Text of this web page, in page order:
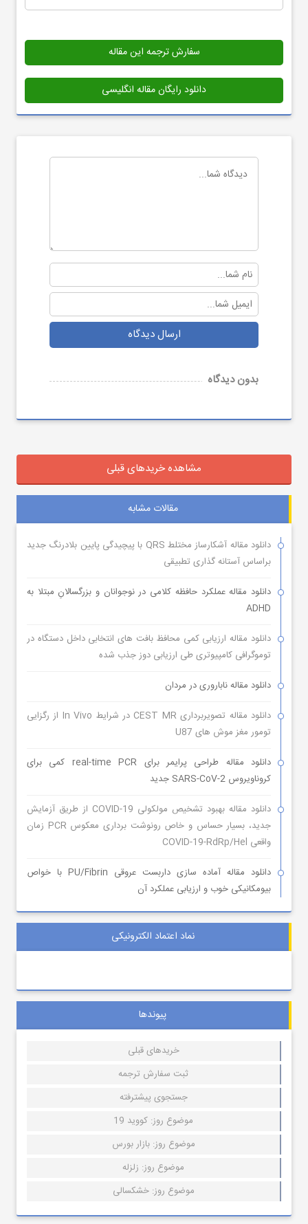
سفارش ترجمه این مقاله
دانلود رایگان مقاله انگلیسی
ارسال دیدگاه
بدون دیدگاه
مشاهده خریدهای قبلی
مقالات مشابه
دانلود مقاله آشکارساز مختلط QRS با پیچیدگی پایین بلادرنگ جدید
براساس آستانه گذاری تطبیقی
دانلود مقاله عملکرد حافظه کلامی در نوجوانان و بزرگسالانِ مبتلا به
ADHD
دانلود مقاله ارزیابی کمی محافظ بافت های انتخابی داخل دستگاه در
توموگرافی کامپیوتری طی ارزیابی دوز جذب شده
دانلود مقاله ناباروری در مردان
دانلود مقاله تصویربرداری CEST MR در شرایط In Vivo از رگزایی
تومور مغز موش های U87
دانلود مقاله طراحی پرایمر برای real-time PCR کمی برای
کروناویروس SARS-CoV-2 جدید
دانلود مقاله بهبود تشخیص مولکولی COVID-19 از طریق آزمایش
جدید، بسیار حساس و خاص رونوشت برداری معکوس PCR زمان
واقعی COVID-19-RdRp/Hel
دانلود مقاله آماده سازی داربست عروقی PU/Fibrin با خواص
بیومکانیکی خوب و ارزیابی عملکرد آن
نماد اعتماد الکترونیکی
پیوندها
خریدهای قبلی
ثبت سفارش ترجمه
جستجوی پیشترفته
موضوع روز: کووید 19
موضوع روز: بازار بورس
موضوع روز: زلزله
موضوع روز: خشکسالی